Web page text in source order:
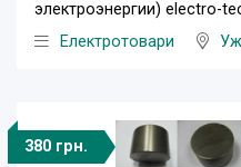
электроэнергии) electro-
Eлектротовари
380 грн.